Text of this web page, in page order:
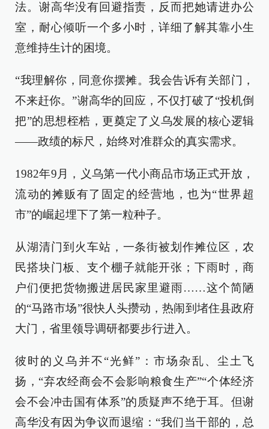
法。谢高华没有回避指责，反而把她请进办公
室，耐心倾听一个多小时，详细了解其靠小生
意维持生计的困境。
“我理解你，同意你摆摊。我会告诉有关部门，
不来赶你。”谢高华的回应，不仅打破了“投机倒
把”的思想桎梏，更奠定了义乌发展的核心逻辑
——政绩的标尺，始终对准群众的真实需求。
1982年9月，义乌第一代小商品市场正式开放，
流动的摊贩有了固定的经营地，也为“世界超
市”的崛起埋下了第一粒种子。
从湖清门到火车站，一条街被划作摊位区，农
民搭块门板、支个棚子就能开张；下雨时，商
户们便把货物搬进居民家里避雨……这个简陋
的“马路市场”很快人头攒动，热闹到堵住县政府
大门，省里领导调研都要步行进入。
彼时的义乌并不“光鲜”：市场杂乱、尘土飞
扬，“弃农经商会不会影响粮食生产”“个体经济
会不会冲击国有体系”的质疑声不绝于耳。但谢
高华没有因为争议而退缩：“我们当干部的，总